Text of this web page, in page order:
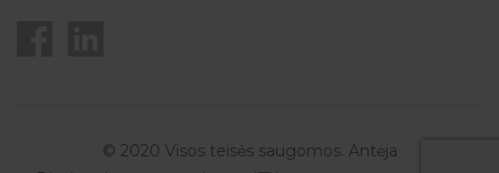
© 2020 Visos teisės saugomos. Antėja